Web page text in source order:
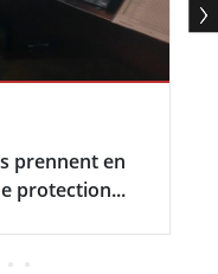
prennent en
protection...